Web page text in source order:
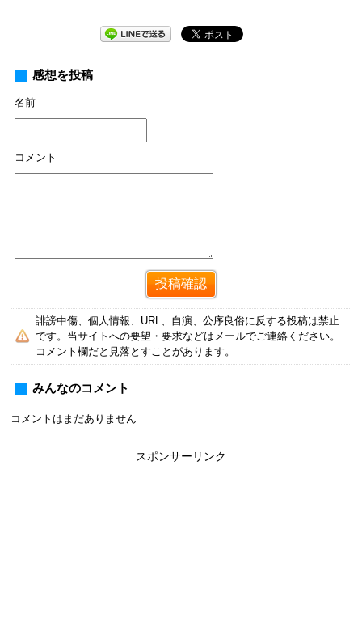
感想を投稿
名前
コメント
誹謗中傷、個人情報、URL、自演、公序良俗に反する投稿は禁止
です。当サイトへの要望・要求などはメールでご連絡ください。
コメント欄だと見落とすことがあります。
みんなのコメント
コメントはまだありません
スポンサーリンク